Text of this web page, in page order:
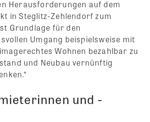
Herausforderungen auf dem
in Steglitz-Zehlendorf zum
Grundlage für den
Umgang beispielsweise mit
Wohnen bezahlbar zu
und Neubau vernünftig
und -